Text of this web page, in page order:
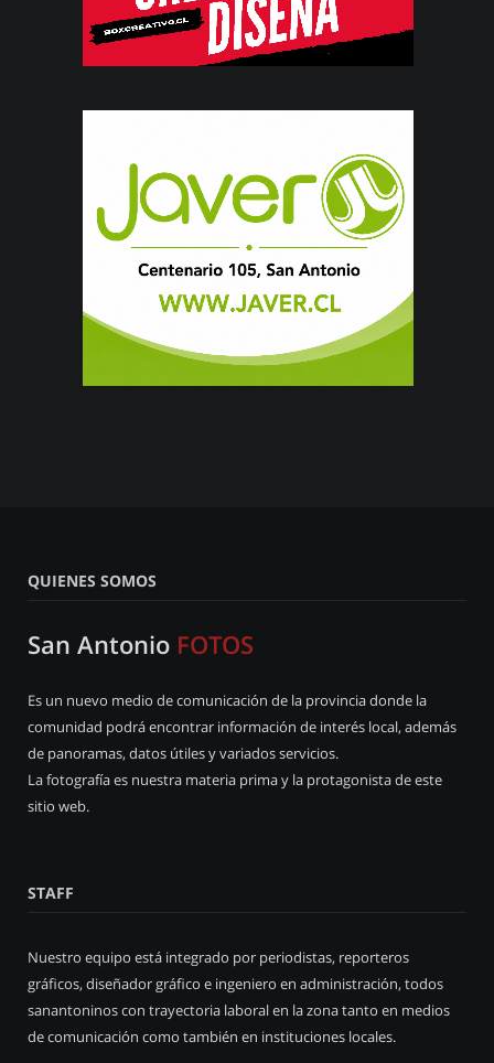
QUIENES SOMOS
San Antonio FOTOS
Es un nuevo medio de comunicación de la provincia donde la
comunidad podrá encontrar información de interés local, además
de panoramas, datos útiles y variados servicios.
La fotografía es nuestra materia prima y la protagonista de este
sitio web.
STAFF
Nuestro equipo está integrado por periodistas, reporteros
gráficos, diseñador gráfico e ingeniero en administración, todos
sanantoninos con trayectoria laboral en la zona tanto en medios
de comunicación como también en instituciones locales.